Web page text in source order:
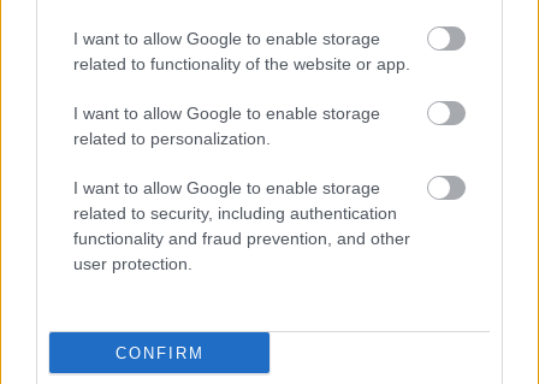
I want to allow Google to enable storage
related to functionality of the website or app.
I want to allow Google to enable storage
related to personalization.
I want to allow Google to enable storage
related to security, including authentication
functionality and fraud prevention, and other
user protection.
CONFIRM
kívül hagyta minden
kérésem” – Ha már
háromszor kértél valamit
sajnos nem törődik veled
történetnek két oldala
van, a Netflix idei eddigi
legnézettebb, 104
sorozata?
A férfi tőled veszi el, ami